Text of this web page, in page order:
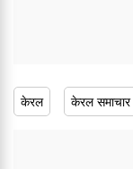
केरल केरल समाचार